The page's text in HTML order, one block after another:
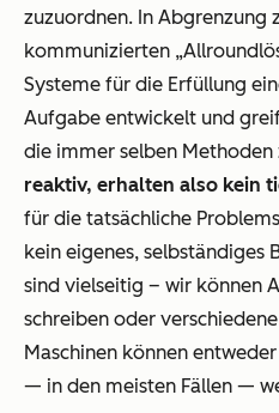
zuzuordnen. In Abgrenzung
kommunizierten
Systeme für die Erfüllung
Aufgabe entwickelt und
die immer selben Methoden
reaktiv, erhalten also kein
für die tatsächliche
kein eigenes, selbständiges
sind vielseitig – wir können
schreiben oder
Maschinen können
— in den meisten Fällen —